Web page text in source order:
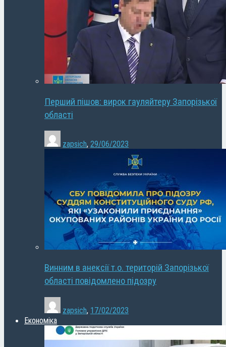
Перший пішов: вирок гауляйтеру Запорізької
області
zapsich, 29/06/2023
Винним в анексії т.о. територій Запорізької
області повідомлено підозру
zapsich, 17/02/2023
Економіка